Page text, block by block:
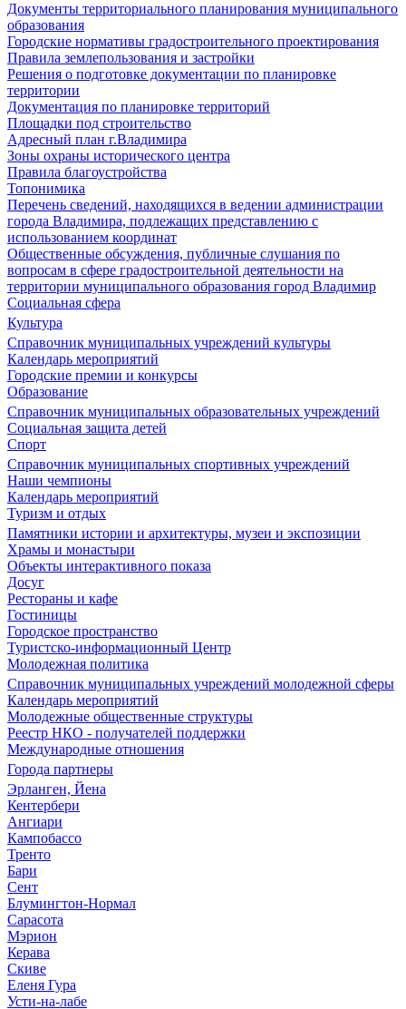
Документы территориального планирования муниципального
образования
Городские нормативы градостроительного проектирования
Правила землепользования и застройки
Решения о подготовке документации по планировке
территории
Документация по планировке территорий
Площадки под строительство
Адресный план г.Владимира
Зоны охраны исторического центра
Правила благоустройства
Топонимика
Перечень сведений, находящихся в ведении администрации
города Владимира, подлежащих представлению с
использованием координат
Общественные обсуждения, публичные слушания по
вопросам в сфере градостроительной деятельности на
территории муниципального образования город Владимир
Социальная сфера
Культура
Справочник муниципальных учреждений культуры
Календарь мероприятий
Городские премии и конкурсы
Образование
Справочник муниципальных образовательных учреждений
Социальная защита детей
Спорт
Справочник муниципальных спортивных учреждений
Наши чемпионы
Календарь мероприятий
Туризм и отдых
Памятники истории и архитектуры, музеи и экспозиции
Храмы и монастыри
Объекты интерактивного показа
Досуг
Рестораны и кафе
Гостиницы
Городское пространство
Туристско-информационный Центр
Молодежная политика
Справочник муниципальных учреждений молодежной сферы
Календарь мероприятий
Молодежные общественные структуры
Реестр НКО - получателей поддержки
Международные отношения
Города партнеры
Эрланген, Йена
Кентербери
Ангиари
Кампобассо
Тренто
Бари
Сент
Блумингтон-Нормал
Сарасота
Мэрион
Керава
Скиве
Еленя Гура
Усти-на-лабе